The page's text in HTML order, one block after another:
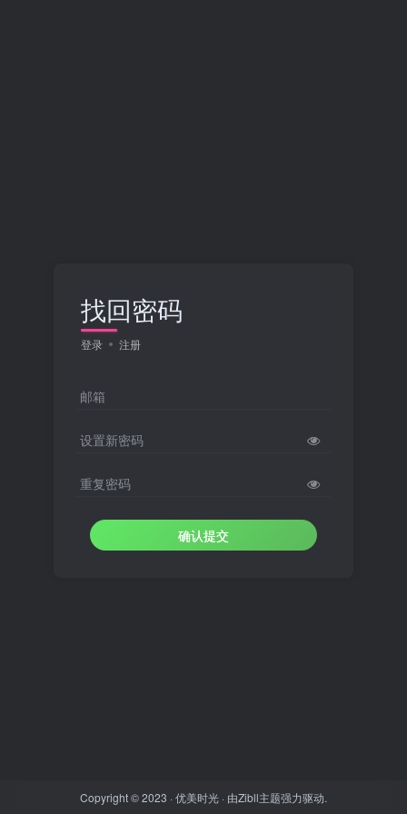
找回密码
登录 注册
邮箱
设置新密码
重复密码
确认提交
Copyright © 2023 ·优美时光 · 由Zibll主题强力驱动.